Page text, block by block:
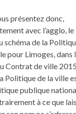
présentez donc,
avec l’agglo, le
schéma de la
pour Limoges, dans
Contrat de ville
Politique de la ville
publique
à ce que